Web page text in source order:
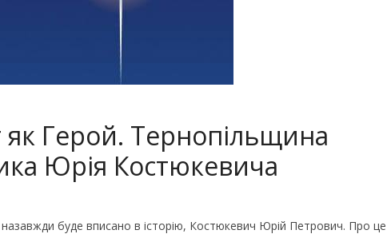
як Герой. Тернопільщина
Юрія Костюкевича
буде вписано в історію, Костюкевич Юрій Петрович. Про це